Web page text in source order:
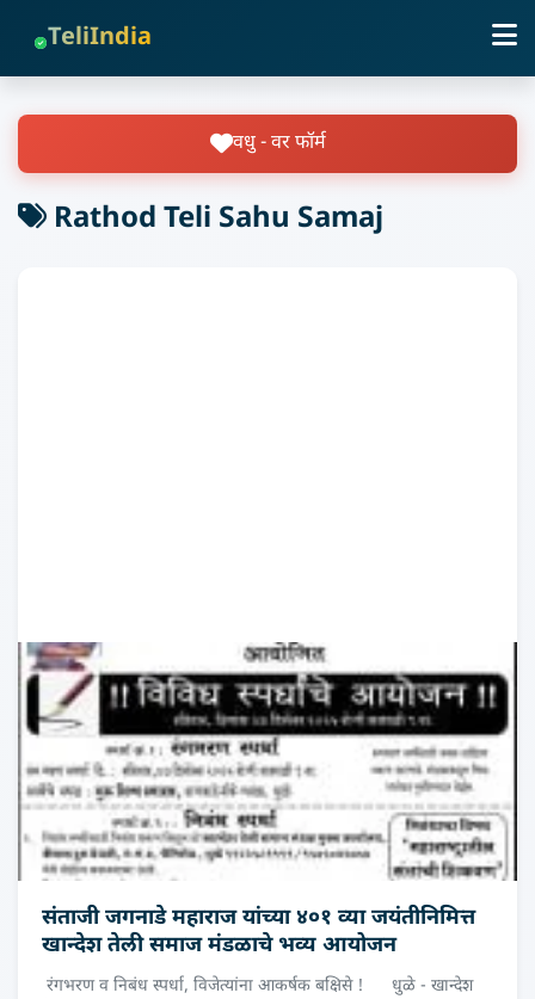
TeliIndia
वधु - वर फॉर्म
Rathod Teli Sahu Samaj
संताजी जगनाडे महाराज यांच्या ४०१ व्या जयंतीनिमित्त
खान्देश तेली समाज मंडळाचे भव्य आयोजन
रंगभरण व निबंध स्पर्धा, विजेत्यांना आकर्षक बक्षिसे ! धुळे - खान्देश